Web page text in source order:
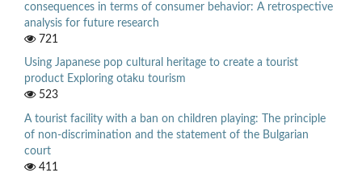
consequences in terms of consumer behavior: A retrospective
analysis for future research
721
Using Japanese pop cultural heritage to create a tourist
product Exploring otaku tourism
523
A tourist facility with a ban on children playing: The principle
of non-discrimination and the statement of the Bulgarian
court
411